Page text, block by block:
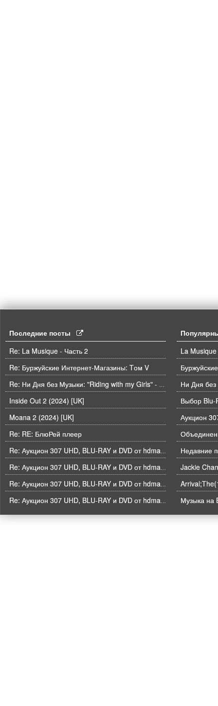
Последние посты
Re: La Musique - Часть 2
Re: Буржуйские Интернет-Магазины: Tом V
Inside Out 2 (2024) [UK]
Moana 2 (2024) [UK]
Re: RE: БлюРей плеер
La
Ни Дня
Выбор Blu-
Недавние
Музыка на